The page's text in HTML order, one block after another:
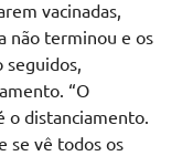
vacinadas,
não terminou e os
“O
o distanciamento.
se vê todos os